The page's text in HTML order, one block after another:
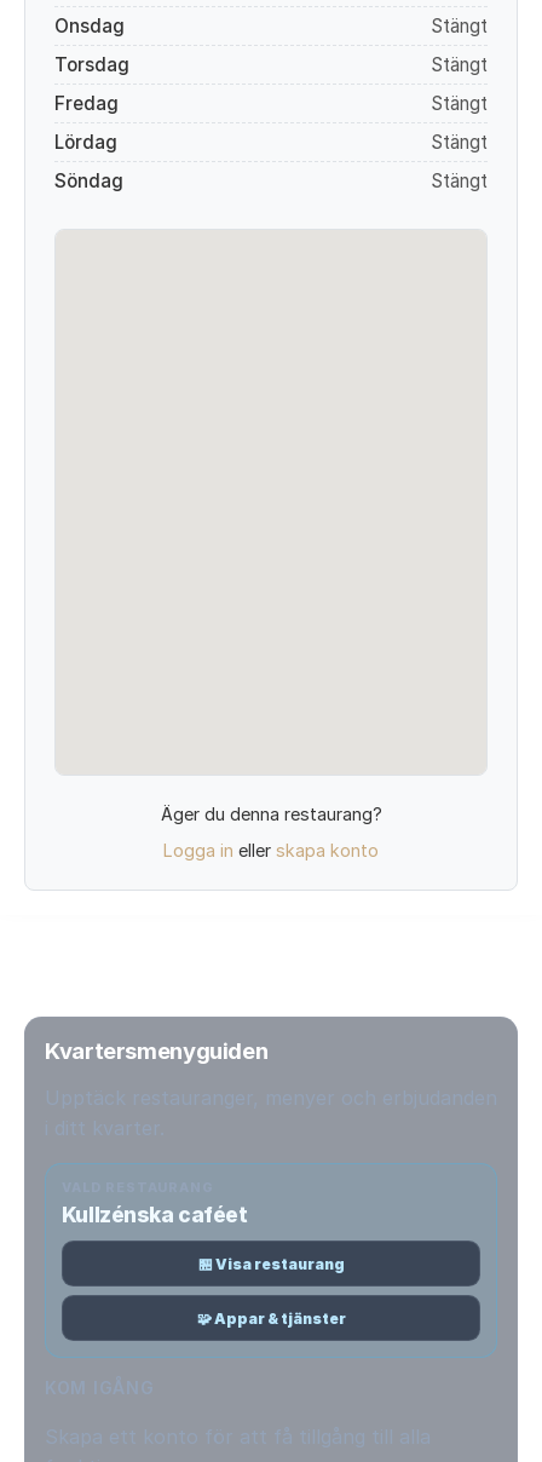
Onsdag
Stängt
Torsdag
Stängt
Fredag
Stängt
Lördag
Stängt
Söndag
Stängt
Äger du denna restaurang?
Logga in eller skapa konto
Kvartersmenyguiden
Kullzénska caféet
🏪 Visa restaurang
🧩 Appar & tjänster